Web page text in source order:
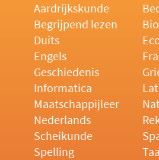
Aardrijkskunde
Begrijpend lezen
Duits
Engels
Geschiedenis
Informatica
Maatschappijleer
Nederlands
Scheikunde
Spelling